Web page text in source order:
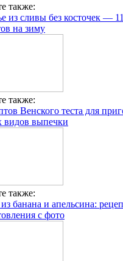
также:
из сливы без косточек —
на зиму
также:
Венского теста для
видов выпечки
также:
банана и апельсина:
с фото